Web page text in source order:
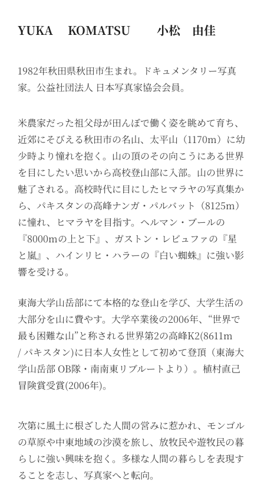
YUKA KOMATSU 小松 由佳
1982年秋田県秋田市生まれ。ドキュメンタリー写真
家。公益社団法人 日本写真家協会会員。
米農家だった祖父母が田んぼで働く姿を眺めて育ち、
近郊にそびえる秋田市の名山、太平山（1170m）に幼
少時より憧れを抱く。山の頂のその向こうにある世界
を目にしたい思いから高校登山部に入部。山の世界に
魅了される。高校時代に目にしたヒマラヤの写真集か
ら、パキスタンの高峰ナンガ・パルバット（8125m）
に憧れ、ヒマラヤを目指す。ヘルマン・ブールの
『8000mの上と下』、ガストン・レビュファの『星
と嵐』、ハインリヒ・ハラーの『白い蜘蛛』に強い影
響を受ける。
東海大学山岳部にて本格的な登山を学び、大学生活の
大部分を山に費やす。大学卒業後の2006年、“世界で
最も困難な山”と称される世界第2の高峰K2(8611m
/ パキスタン)に日本人女性として初めて登頂（東海大
学山岳部 OB隊・南南東リブルートより）。植村直己
冒険賞受賞(2006年)。
次第に風土に根ざした人間の営みに惹かれ、モンゴル
の草原や中東地域の沙漠を旅し、放牧民や遊牧民の暮
らしに強い興味を抱く。多様な人間の暮らしを表現す
ることを志し、写真家へと転向。